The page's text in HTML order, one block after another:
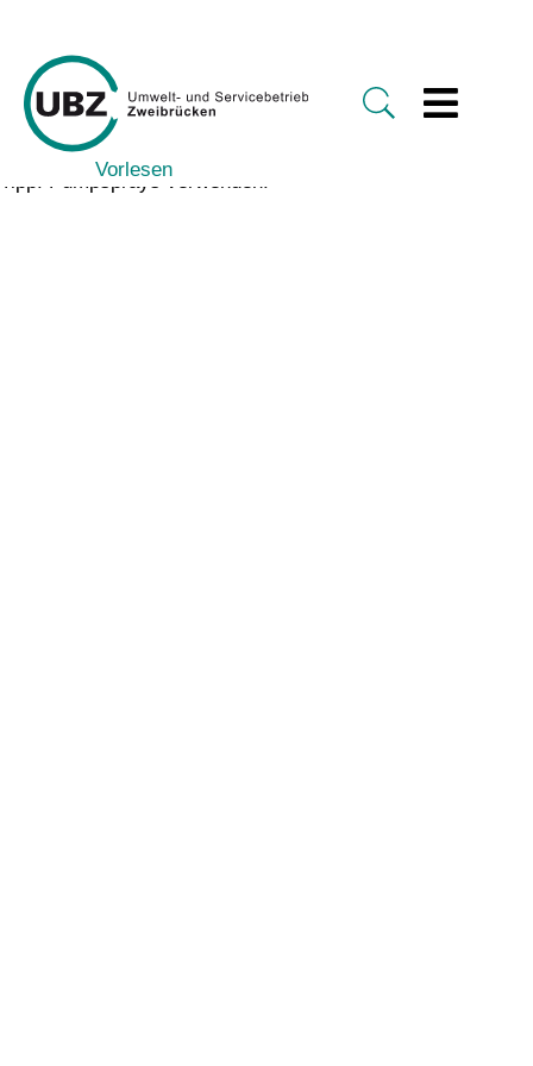
Vorlesen
Tipp: Pumpsprays verwenden.